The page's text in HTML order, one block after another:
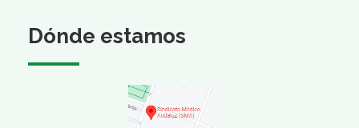
Dónde estamos